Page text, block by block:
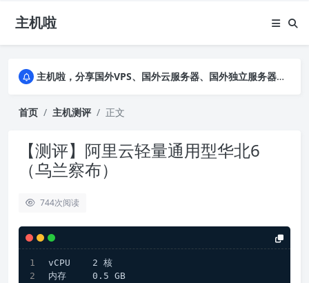
主机啦
主机啦，分享国外VPS、国外云服务器、国外独立服务器的优惠促销信息，详细实测VPS云服务器并公布真实数据，助您全面了解商家背景及售前售后
主机啦，分享国外VPS、国外云服务器、国外独立服务器的优惠促销信息，详细实测VPS云服务器并公布真实数据，助您全面了解商家背景及售前售后
首页 主机测评 正文
【测评】阿里云轻量通用型华北6
（乌兰察布）
744次阅读
vCPU	2 核
内存	0.5 GB